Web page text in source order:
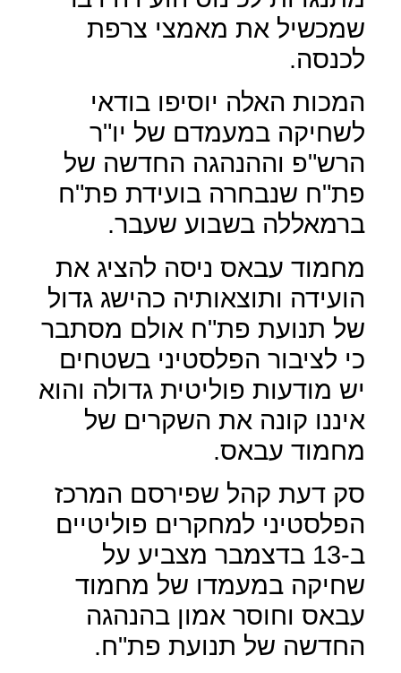
שמכשיל את מאמצי צרפת
לכנסה.
המכות האלה יוסיפו בודאי
לשחיקה במעמדם של יו"ר
הרש"פ וההנהגה החדשה של
פת"ח שנבחרה בועידת פת"ח
ברמאללה בשבוע שעבר.
מחמוד עבאס ניסה להציג את
הועידה ותוצאותיה כהישג גדול
של תנועת פת"ח אולם מסתבר
כי לציבור הפלסטיני בשטחים
יש מודעות פוליטית גדולה והוא
איננו קונה את השקרים של
מחמוד עבאס.
סק דעת קהל שפירסם המרכז
הפלסטיני למחקרים פוליטיים
ב-13 בדצמבר מצביע על
שחיקה במעמדו של מחמוד
עבאס וחוסר אמון בהנהגה
החדשה של תנועת פת"ח.